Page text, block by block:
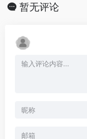
暂无评论